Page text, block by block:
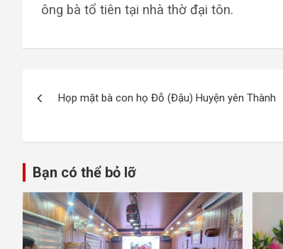
ông bà tổ tiên tại nhà thờ đại tôn.
hướng
bài
viết
Họp mặt bà con họ Đỗ (Đậu) Huyện yên Thành
Bạn có thể bỏ lỡ